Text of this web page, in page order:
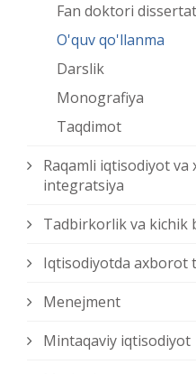
Fan doktori
O'quv qo'llanma
Darslik
Monografiya
Taqdimot
Raqamli iqtisodiyot va
integratsiya
Tadbirkorlik va kichik
Iqtisodiyotda axborot
Menejment
Mintaqaviy iqtisodiyot